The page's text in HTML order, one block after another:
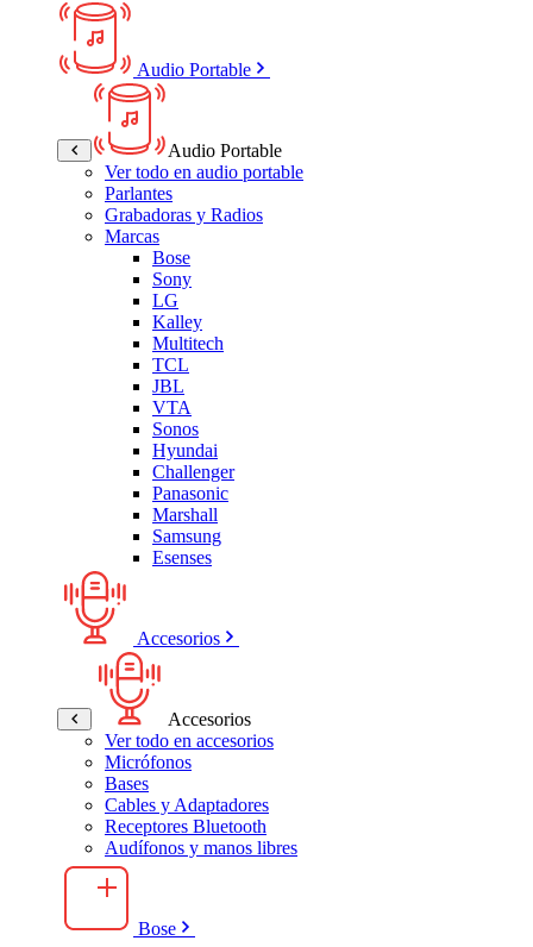
Audio Portable
Audio Portable
Ver todo en audio portable
Parlantes
Grabadoras y Radios
Marcas
Bose
Sony
LG
Kalley
Multitech
TCL
JBL
VTA
Sonos
Hyundai
Challenger
Panasonic
Marshall
Samsung
Esenses
Accesorios
Accesorios
Ver todo en accesorios
Micrófonos
Bases
Cables y Adaptadores
Receptores Bluetooth
Audífonos y manos libres
Bose